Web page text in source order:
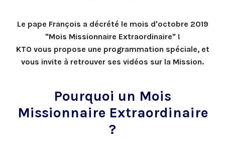
Le pape François a décrété le mois d'octobre 2019
"Mois Missionnaire Extraordinaire" !
KTO vous propose une programmation spéciale, et
vous invite à retrouver ses vidéos sur la Mission.
Pourquoi un Mois
Missionnaire Extraordinaire
?